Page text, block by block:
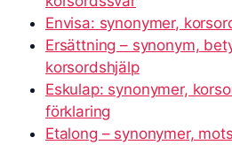
Envisa: synonymer,
Ersättning – synonym,
korsordshjälp
Eskulap: synonymer,
förklaring
Etalong – synonymer,